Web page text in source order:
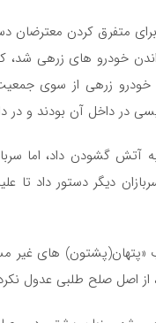
متفرق کردن
خودرو زرهی از سوی
در داخل آن بودند و در
به آتش گشودن داد، اما
دیگر دستور داد تا
«پتهان(پشتون) های
از اصل صلح ‌طلبی عدول